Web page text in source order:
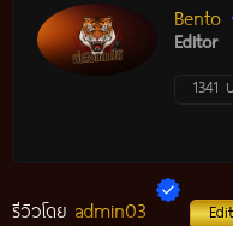
Bento
Editor
1341
รีวิวโดย admin03